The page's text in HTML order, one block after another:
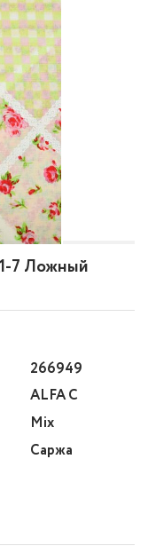
7 Ложный
266949
ALFA C
Mix
Саржа